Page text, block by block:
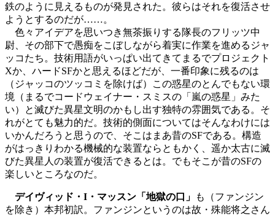
鉄のように見えるものが発見された。彼らはそれを復活させ
ようとするのだが……。
色々アイデアを思いつき無茶振りする隊長のフリッツ中
尉、その部下で愚痴をこぼしながら着実に作業を進めるジャ
ッコたち。技術用語がいっぱい出てきてまるでプロジェクト
Xか、ハードSFかと思えるほどだが、一番印象に残るのは
（ジャッコのツッコミを除けば）この惑星のとんでもない環
境（まるでコードウェイナー・スミスの「嵐の惑星」みた
い）と滅びた異星文明のかもし出す独特の雰囲気である。そ
れがとても魅力的だ。技術的側面についてはそんなわけには
いかんだろうと思うので、そこはまあ昔のSFである。構造
がはっきりわかる機械的な装置ならともかく、遥か太古に滅
びた異星人の装置が復活できるとは。でもそこが昔のSFの
楽しいところなのだ。
デイヴィッド・I・マッスン「地獄の口」
も（ファンジン
を除き）本邦初訳。ファンジンというのは故・殊能将之さん